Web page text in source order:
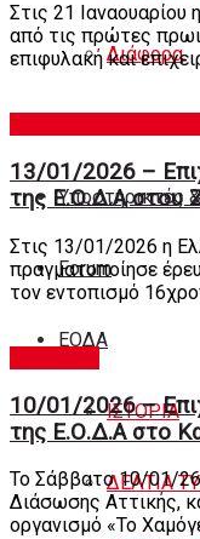
Διάφορα
Υποστηρικτές
Forum
ΕΟΔA
ΙΣΤΟΡΙΑ
ΔΕΛΤΙΑ
Στις 21
από τις πρώτες
επιφυλακή και
13/01/2026 –
της Ε.Ο.Δ.Α στου
Στις 13/01/2026 η
πραγματοποίησε
τον εντοπισμό
10/01/2026 –
της Ε.Ο.Δ.Α στο
Το Σάββατο 10/01/26
Διάσωσης Αττικής,
οργανισμό «Το